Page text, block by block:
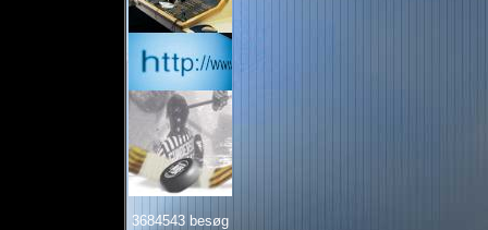
3684543 besøg